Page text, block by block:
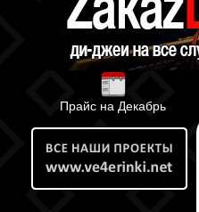
Прайс на Декабрь